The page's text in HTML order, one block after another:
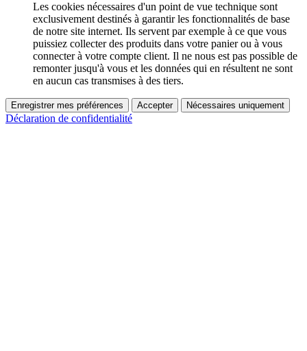
Les cookies nécessaires d'un point de vue technique sont
exclusivement destinés à garantir les fonctionnalités de base
de notre site internet. Ils servent par exemple à ce que vous
puissiez collecter des produits dans votre panier ou à vous
connecter à votre compte client. Il ne nous est pas possible de
remonter jusqu'à vous et les données qui en résultent ne sont
en aucun cas transmises à des tiers.
Enregistrer mes préférences Accepter Nécessaires uniquement
Déclaration de confidentialité